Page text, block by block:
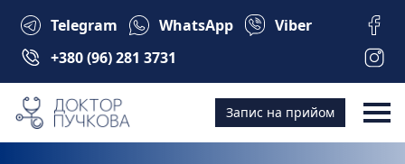
Telegram WhatsApp
Viber
+380 (96) 281 3731
Запис на прийом